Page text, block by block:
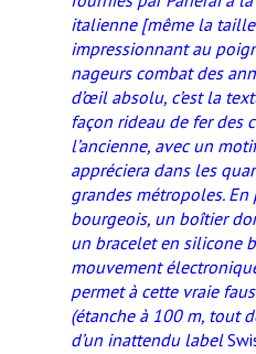
italienne [même la taille
impressionnant au
nageurs combat des
d’œil absolu, c’est la
façon rideau de fer des
l’ancienne, avec un
appréciera dans les
grandes métropoles.
bourgeois, un boîtier
un bracelet en silicone
mouvement
permet à cette vraie
(étanche à 100 m, tout
d’un inattendu label